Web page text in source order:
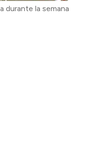
durante la semana